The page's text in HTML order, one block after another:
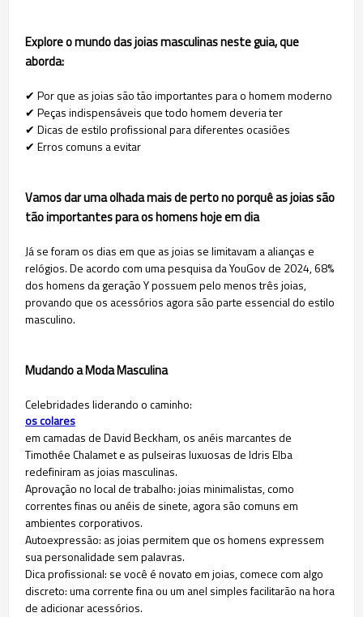
Explore o mundo das joias masculinas neste guia, que
aborda:
✔ Por que as joias são tão importantes para o homem moderno
✔ Peças indispensáveis que todo homem deveria ter
✔ Dicas de estilo profissional para diferentes ocasiões
✔ Erros comuns a evitar
Vamos dar uma olhada mais de perto no porquê as joias são
tão importantes para os homens hoje em dia
Já se foram os dias em que as joias se limitavam a alianças e
relógios. De acordo com uma pesquisa da YouGov de 2024, 68%
dos homens da geração Y possuem pelo menos três joias,
provando que os acessórios agora são parte essencial do estilo
masculino.
Mudando a Moda Masculina
Celebridades liderando o caminho:
os colares
em camadas de David Beckham, os anéis marcantes de
Timothée Chalamet e as pulseiras luxuosas de Idris Elba
redefiniram as joias masculinas.
Aprovação no local de trabalho: joias minimalistas, como
correntes finas ou anéis de sinete, agora são comuns em
ambientes corporativos.
Autoexpressão: as joias permitem que os homens expressem
sua personalidade sem palavras.
Dica profissional: se você é novato em joias, comece com algo
discreto: uma corrente fina ou um anel simples facilitarão na hora
de adicionar acessórios.